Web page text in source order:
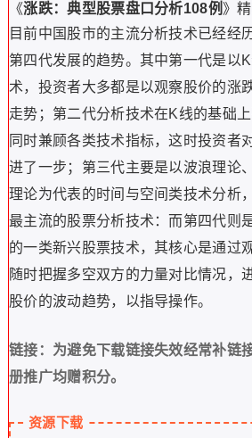
《涨跌：典型股票盘口分析108例 》
目前中国股市的主流分析技术已经经
第四代发展的趋势。其中第一代是以
术，投资者大多都是以观察股价的涨
走势；第二代分析技术在K线的基础
同时兼顾各类技术指标，这时投资者
进了一步；第三代主要是以波浪理论
理论为代表的时间与空间类技术分析
最主流的股票分析技术：而第四代则
的一类新兴股票技术，其核心是通过
随时把握多空双方的力量对比情况，
股价的波动趋势，以指导操作。
链接：为避免下载链接失效经常补链
册推广均赠积分。
资源下载